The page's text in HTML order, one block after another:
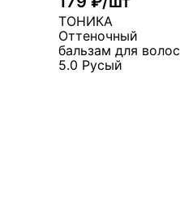
ТОНИКА
Оттеночный
бальзам для волос
5.0 Русый